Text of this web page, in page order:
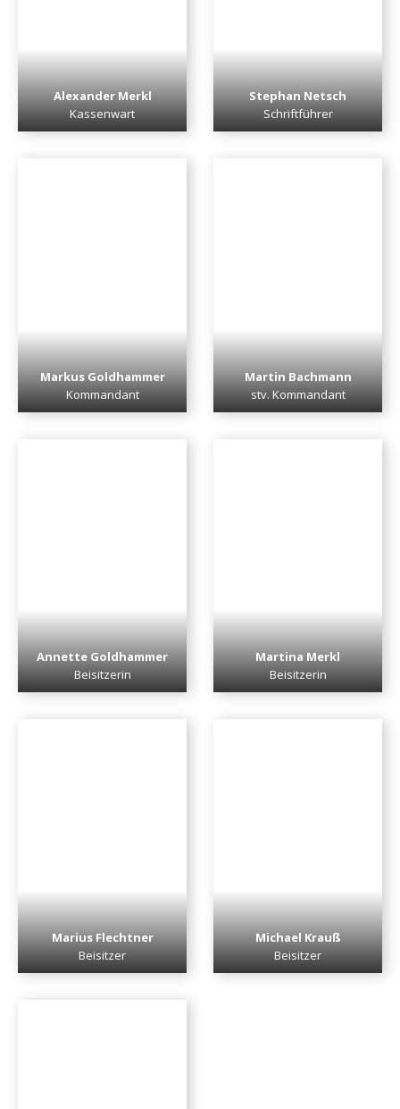
Alexander Merkl
Kassenwart
Stephan Netsch
Schriftführer
Markus Goldhammer
Kommandant
Martin Bachmann
stv. Kommandant
Annette Goldhammer
Beisitzerin
Martina Merkl
Beisitzerin
Marius Flechtner
Beisitzer
Michael Krauß
Beisitzer